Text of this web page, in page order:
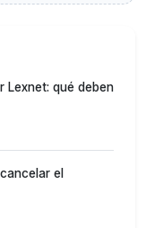
Lexnet: qué deben
el